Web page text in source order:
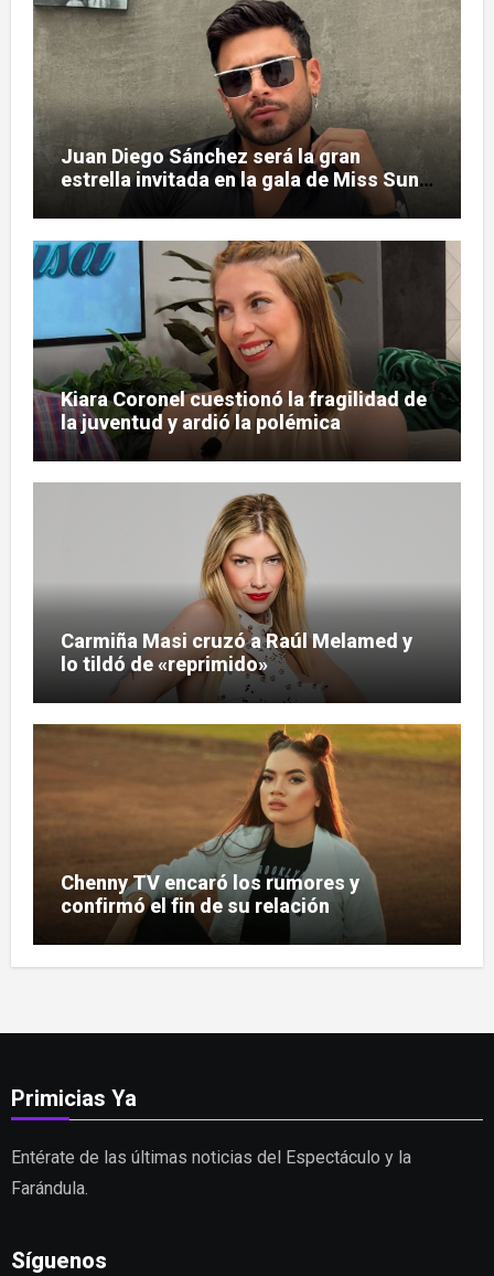
Juan Diego Sánchez será la gran
estrella invitada en la gala de Miss Sun
Kiara Coronel cuestionó la fragilidad de
la juventud y ardió la polémica
Carmiña Masi cruzó a Raúl Melamed y
lo tildó de «reprimido»
Chenny TV encaró los rumores y
confirmó el fin de su relación
Primicias Ya
Entérate de las últimas noticias del Espectáculo y la
Farándula.
Síguenos